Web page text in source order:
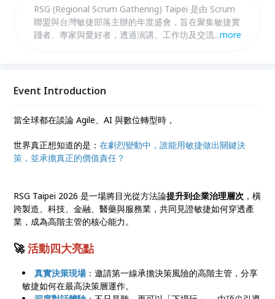
RSG (Regional Scrum Gathering) Taipei 是由 Scrum
聯盟與台灣敏捷部落主辦的年度盛會，旨在聚集敏捷實
踐者、專家與愛好者，透過演講、工作坊及交流分享最
...more
Event Introduction
當全球都在談論 Agile、AI 與數位轉型時，
世界真正想知道的是：在劇烈變動中，誰能用敏捷做出關鍵決
策，並承擔真正的價值責任？
RSG Taipei 2026 是一場將目光從方法論提升到企業治理層次 ，橫
跨製造、科技、金融、醫藥與服務業，共同見證敏捷如何穿透產
業，成為高階主管的核心能力。
🚀活動四大亮點
真實決策現場：邀請第一線承擔決策風險的高階主管，分享
敏捷如何在最高決策層運作。